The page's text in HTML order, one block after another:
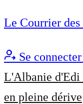
Le Courrier des
Se connecter
L'Albanie d'Edi
en pleine dérive